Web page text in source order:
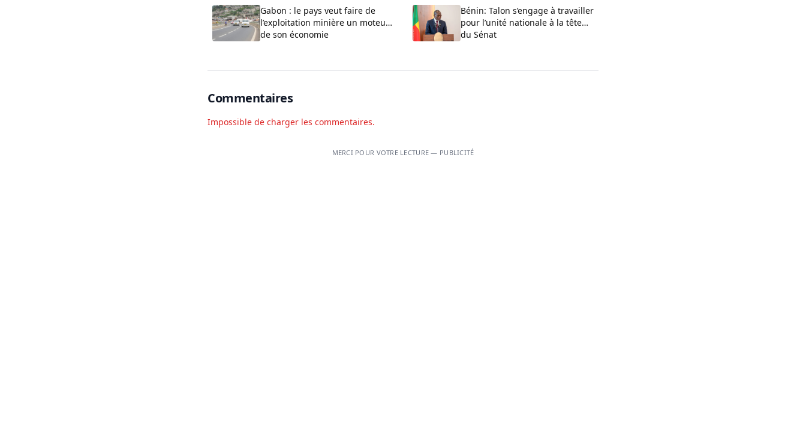
Gabon : le pays veut faire de
l’exploitation minière un moteur
de son économie
Bénin: Talon s’engage à travailler
pour l’unité nationale à la tête
du Sénat
Commentaires
Impossible de charger les commentaires.
MERCI POUR VOTRE LECTURE — PUBLICITÉ